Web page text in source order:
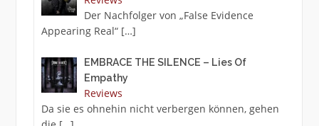
Der Nachfolger von „False Evidence
Appearing Real“ […]
EMBRACE THE SILENCE – Lies Of
Empathy
Reviews
Da sie es ohnehin nicht verbergen können, gehen